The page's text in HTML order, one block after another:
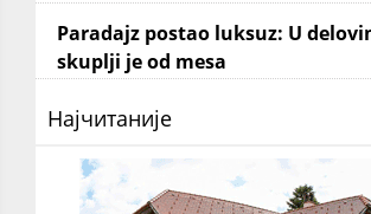
Paradajz postao luksuz: U
skuplji je od mesa
Најчитаније